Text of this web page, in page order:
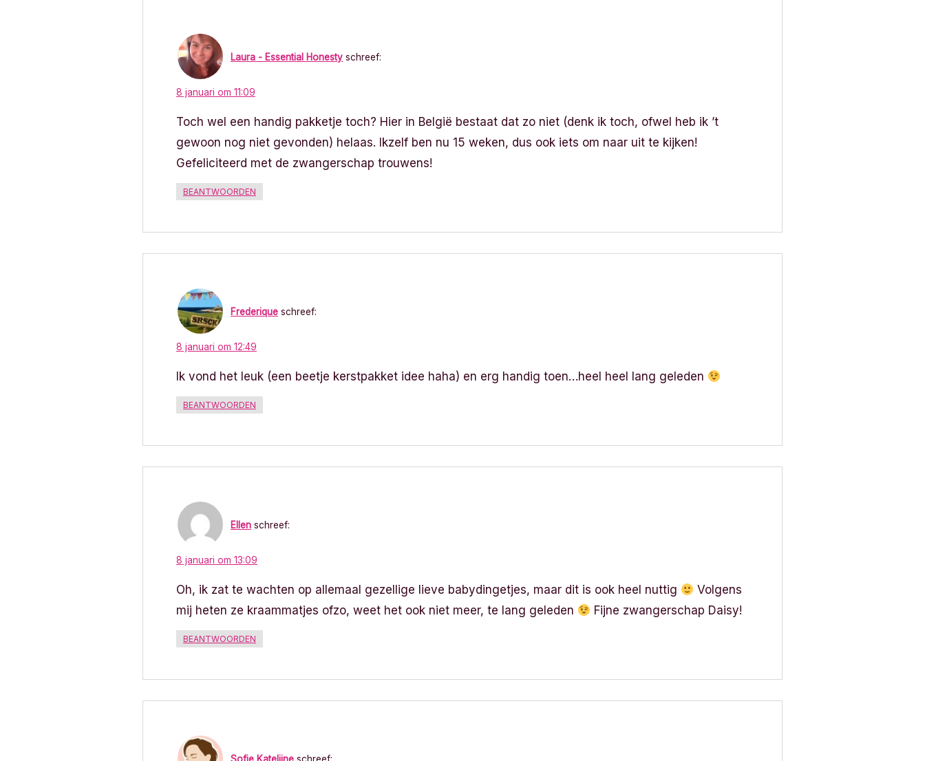
g
a
Laura - Essential Honesty schreef:
8 januari om 11:09
Toch wel een handig pakketje toch? Hier in België bestaat dat zo niet (denk ik toch, ofwel heb ik ’t
gewoon nog niet gevonden) helaas. Ikzelf ben nu 15 weken, dus ook iets om naar uit te kijken!
Gefeliciteerd met de zwangerschap trouwens!
BEANTWOORDEN
Frederique schreef:
8 januari om 12:49
Ik vond het leuk (een beetje kerstpakket idee haha) en erg handig toen…heel heel lang geleden
BEANTWOORDEN
Ellen schreef:
8 januari om 13:09
Oh, ik zat te wachten op allemaal gezellige lieve babydingetjes, maar dit is ook heel nuttig
Volgens
mij heten ze kraammatjes ofzo, weet het ook niet meer, te lang geleden
Fijne zwangerschap Daisy!
BEANTWOORDEN